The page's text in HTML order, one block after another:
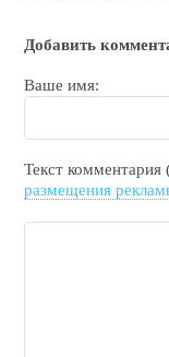
Добавить
Ваше имя:
Текст
размещения